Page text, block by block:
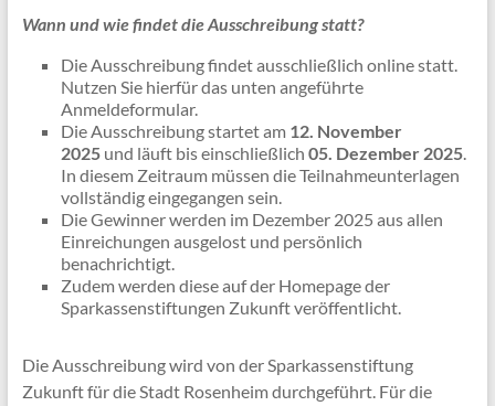
Wann und wie findet die Ausschreibung statt?
Die Ausschreibung findet ausschließlich online statt.
Nutzen Sie hierfür das unten angeführte
Anmeldeformular.
Die Ausschreibung startet am12. November
2025und läuft bis einschließlich 05. Dezember 2025.
In diesem Zeitraum müssen die Teilnahmeunterlagen
vollständig eingegangen sein.
Die Gewinner werden im Dezember 2025 aus allen
Einreichungen ausgelost und persönlich
benachrichtigt.
Zudem werden diese auf der Homepage der
Sparkassenstiftungen Zukunft veröffentlicht.
Die Ausschreibung wird von der Sparkassenstiftung
Zukunft für die Stadt Rosenheim durchgeführt. Für die